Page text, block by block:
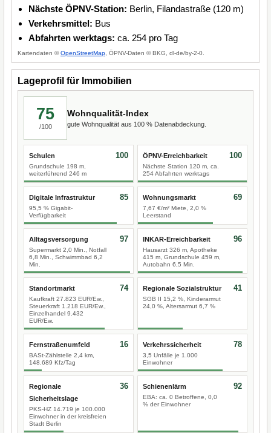
Nächste ÖPNV-Station: Berlin, Filandastraße (120 m)
Verkehrsmittel: Bus
Abfahrten werktags: ca. 254 pro Tag
Kartendaten ©OpenStreetMap , ÖPNV-Daten © BKG, dl-de/by-2-0.
Lageprofil für Immobilien
75
/100
Wohnqualität-Index
gute Wohnqualität aus 100 % Datenabdeckung.
Schulen
Grundschule 198 m,
weiterführend 246 m
100 ÖPNV-Erreichbarkeit
Nächste Station 120 m, ca.
254 Abfahrten werktags
100
Digitale Infrastruktur
95,5 % Gigabit-
Verfügbarkeit
85 Wohnungsmarkt
7,67 €/m² Miete, 2,0 %
Leerstand
69
Alltagsversorgung
Supermarkt 2,0 Min., Notfall
6,8 Min., Schwimmbad 6,2
Min.
97 INKAR-Erreichbarkeit
Hausarzt 326 m, Apotheke
415 m, Grundschule 459 m,
Autobahn 6,5 Min.
96
Standortmarkt
Kaufkraft 27.823 EUR/Ew.,
Steuerkraft 1.218 EUR/Ew.,
Einzelhandel 9.432
EUR/Ew.
74 Regionale Sozialstruktur
SGB II 15,2 %, Kinderarmut
24,0 %, Altersarmut 6,7 %
41
Fernstraßenumfeld
BASt-Zählstelle 2,4 km,
148.689 Kfz/Tag
16 Verkehrssicherheit
3,5 Unfälle je 1.000
Einwohner
78
Regionale
Sicherheitslage
PKS-HZ 14.719 je 100.000
Einwohner in der kreisfreien
Stadt Berlin
36 Schienenlärm
EBA: ca. 0 Betroffene, 0,0
% der Einwohner
92